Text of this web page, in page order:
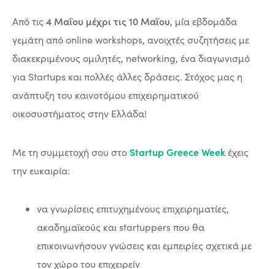
Από τις4 Μαΐου μέχρι τις 10 Μαΐου, μία εβδομάδα
γεμάτη από online workshops, ανοιχτές συζητήσεις με
διακεκριμένους ομιλητές, networking, ένα διαγωνισμό
για Startups και πολλές άλλες δράσεις. Στόχος μας η
ανάπτυξη του καινοτόμου επιχειρηματικού
οικοσυστήματος στην Ελλάδα!
Με τη συμμετοχή σου στοStartup Greece Weekέχεις
την ευκαιρία:
να γνωρίσεις επιτυχημένους επιχειρηματίες,
ακαδημαϊκούς και startuppers που θα
επικοινωνήσουν γνώσεις και εμπειρίες σχετικά με
τον χώρο του επιχειρείν